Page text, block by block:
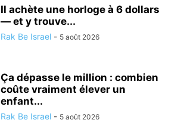
Il achète une horloge à 6 dollars
— et y trouve...
Rak Be Israel - 5 août 2026
Ça dépasse le million : combien
coûte vraiment élever un
enfant...
Rak Be Israel - 5 août 2026